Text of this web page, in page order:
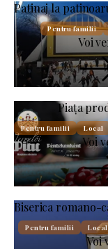
Patinaj la
Pentru familii
Voi
Piața
Pentru familii Local
Voi
Biserica romano-
Pentru familii Local
Voi